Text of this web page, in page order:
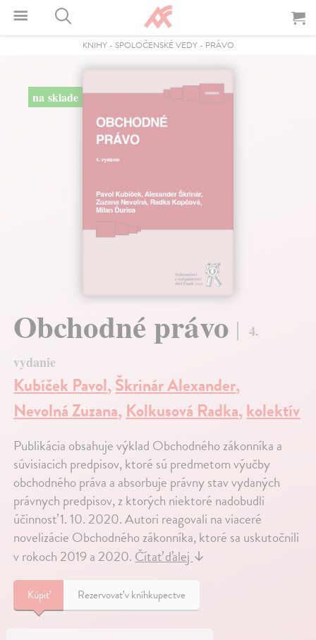
KNIHY- SPOLOČENSKÉ VEDY- PRÁVO
na sklade
Obchodné právo
4.
vydanie
Kubíček Pavol,Škrinár Alexander,
Nevolná Zuzana,Kolkusová Radka,kolektív
Publikácia obsahuje výklad Obchodného zákonníka a
súvisiacich predpisov, ktoré sú predmetom výučby
obchodného práva a absorbuje právny stav vydaných
právnych predpisov, z ktorých niektoré nadobudli
účinnosť 1. 10. 2020. Autori reagovali na viaceré
novelizácie Obchodného zákonníka, ktoré sa uskutočnili
v rokoch 2019 a 2020. Čítať ďalej ↓
Kúpiť Rezervovať v kníhkupectve